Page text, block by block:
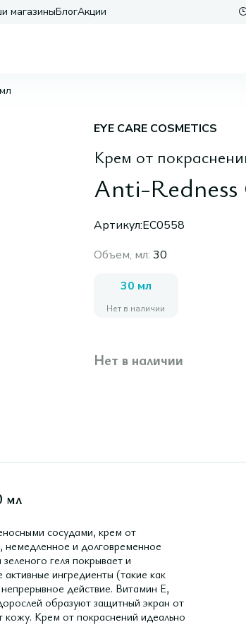
магазиныБлогАкции
EYE CARE COSMETICS
Крем от
Anti-
Артикул:EC0558
Объем, мл: 30
30 мл
Нет в наличии
Нет в наличии
мл
сосудами, крем от
и долговременное
геля покрывает и
ингредиенты (такие как
действие. Витамин Е,
образуют защитный экран от
кожу. Крем от покраснений идеально